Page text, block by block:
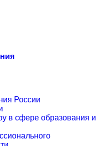
России
в сфере образования и